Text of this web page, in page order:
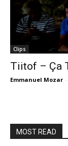
Clips
Tiitof – Ça
Emmanuel Mozar -
MOST READ